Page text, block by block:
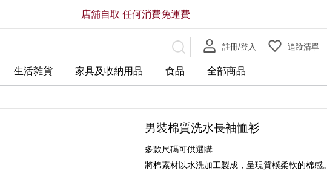
註冊/登入 追蹤清單
生活雜貨 家具及收納用品 食品 全部商品
店舖自取 任何消費免運費
男裝棉質洗水長袖恤衫
多款尺碼可供選購
將棉素材以水洗加工製成，呈現質樸柔軟的棉感。